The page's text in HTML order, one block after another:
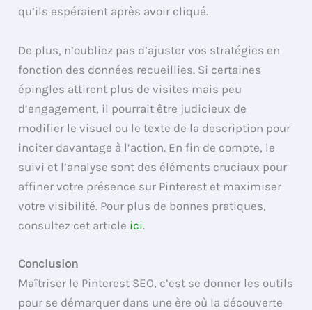
qu’ils espéraient après avoir cliqué.
De plus, n’oubliez pas d’ajuster vos stratégies en
fonction des données recueillies. Si certaines
épingles attirent plus de visites mais peu
d’engagement, il pourrait être judicieux de
modifier le visuel ou le texte de la description pour
inciter davantage à l’action. En fin de compte, le
suivi et l’analyse sont des éléments cruciaux pour
affiner votre présence sur Pinterest et maximiser
votre visibilité. Pour plus de bonnes pratiques,
consultez cet article ici.
Conclusion
Maîtriser le Pinterest SEO, c’est se donner les outils
pour se démarquer dans une ère où la découverte